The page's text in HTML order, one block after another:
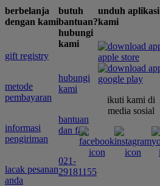
berbelanja
dengan kami
gift registry
metode
pembayaran
informasi
pengiriman
lacak pesanan
anda
butuh
bantuan?
hubungi
kami
hubungi
kami
bantuan
dan faq
021-
29181155
unduh aplikasi
kami
ikuti kami di
media sosial